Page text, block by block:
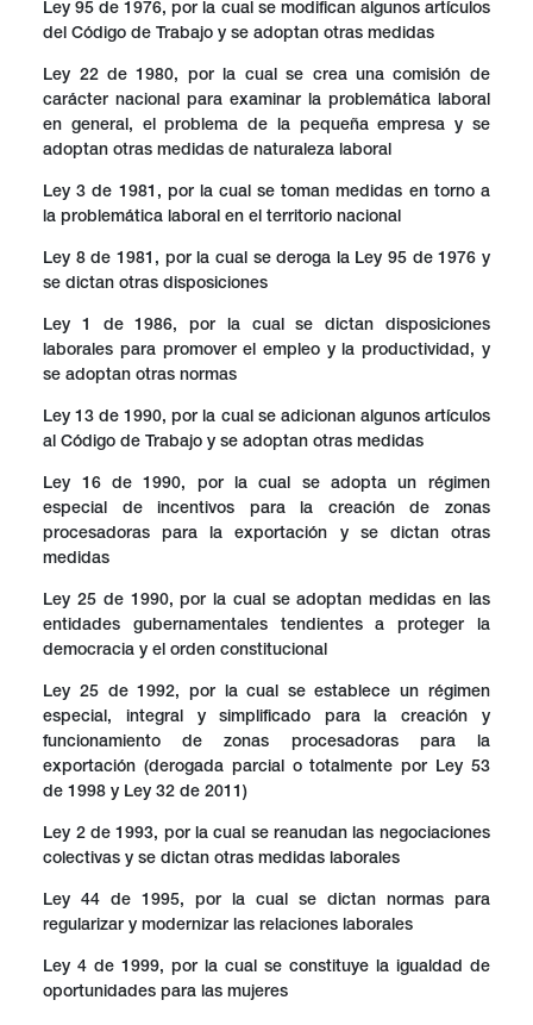
Ley 95 de 1976, por la cual se modifican algunos artículos
del Código de Trabajo y se adoptan otras medidas
Ley 22 de 1980, por la cual se crea una comisión de
carácter nacional para examinar la problemática laboral
en general, el problema de la pequeña empresa y se
adoptan otras medidas de naturaleza laboral
Ley 3 de 1981, por la cual se toman medidas en torno a
la problemática laboral en el territorio nacional
Ley 8 de 1981, por la cual se deroga la Ley 95 de 1976 y
se dictan otras disposiciones
Ley 1 de 1986, por la cual se dictan disposiciones
laborales para promover el empleo y la productividad, y
se adoptan otras normas
Ley 13 de 1990, por la cual se adicionan algunos artículos
al Código de Trabajo y se adoptan otras medidas
Ley 16 de 1990, por la cual se adopta un régimen
especial de incentivos para la creación de zonas
procesadoras para la exportación y se dictan otras
medidas
Ley 25 de 1990, por la cual se adoptan medidas en las
entidades gubernamentales tendientes a proteger la
democracia y el orden constitucional
Ley 25 de 1992, por la cual se establece un régimen
especial, integral y simplificado para la creación y
funcionamiento de zonas procesadoras para la
exportación (derogada parcial o totalmente por Ley 53
de 1998 y Ley 32 de 2011)
Ley 2 de 1993, por la cual se reanudan las negociaciones
colectivas y se dictan otras medidas laborales
Ley 44 de 1995, por la cual se dictan normas para
regularizar y modernizar las relaciones laborales
Ley 4 de 1999, por la cual se constituye la igualdad de
oportunidades para las mujeres